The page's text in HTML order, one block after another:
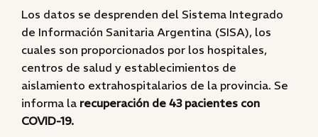
Los datos se desprenden del Sistema Integrado
de Información Sanitaria Argentina (SISA), los
cuales son proporcionados por los hospitales,
centros de salud y establecimientos de
aislamiento extrahospitalarios de la provincia. Se
informa la recuperación de 43 pacientes con
COVID-19.